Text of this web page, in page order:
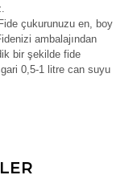
Fide çukurunuzu en, boy
ambalajından
bir şekilde fide
0,5-1 litre can suyu
ve diğer